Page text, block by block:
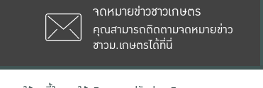
จดหมายข่าวชาวเกษตร
คุณสามารถติดตามจดหมายข่าว
ชาวม.เกษตรได้ที่นี่